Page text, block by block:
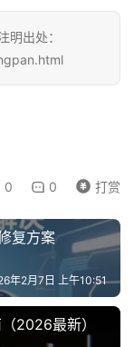
明出处：
0 0 打赏
复方案
年2月7日 上午10:51
2026最新）